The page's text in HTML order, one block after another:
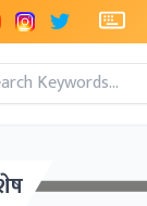
Instagram
X